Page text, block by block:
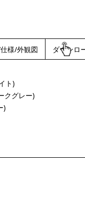
様/外観図 ダウンロ
ト)
レー)